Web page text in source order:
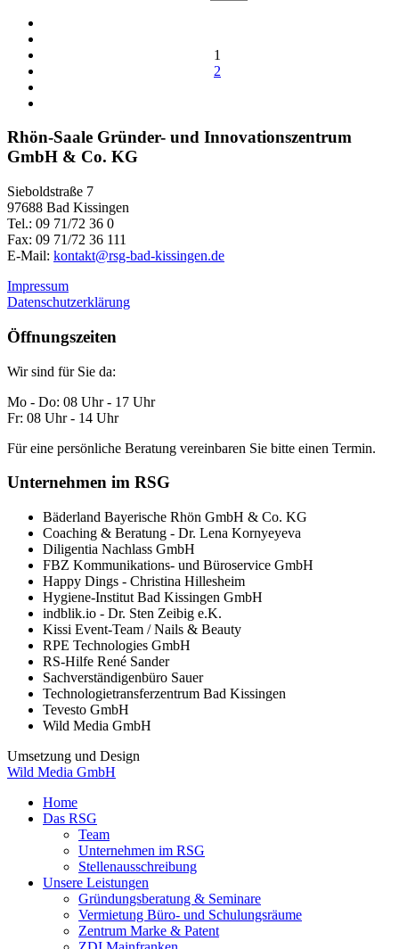
1
2
Rhön-Saale Gründer- und Innovationszentrum
GmbH & Co. KG
Sieboldstraße 7
97688 Bad Kissingen
Tel.: 09 71/72 36 0
Fax: 09 71/72 36 111
E-Mail: kontakt@rsg-bad-kissingen.de
Impressum
Datenschutzerklärung
Öffnungszeiten
Wir sind für Sie da:
Mo - Do: 08 Uhr - 17 Uhr
Fr: 08 Uhr - 14 Uhr
Für eine persönliche Beratung vereinbaren Sie bitte einen Termin.
Unternehmen im RSG
Bäderland Bayerische Rhön GmbH & Co. KG
Coaching & Beratung - Dr. Lena Kornyeyeva
Diligentia Nachlass GmbH
FBZ Kommunikations- und Büroservice GmbH
Happy Dings - Christina Hillesheim
Hygiene-Institut Bad Kissingen GmbH
indblik.io - Dr. Sten Zeibig e.K.
Kissi Event-Team / Nails & Beauty
RPE Technologies GmbH
RS-Hilfe René Sander
Sachverständigenbüro Sauer
Technologietransferzentrum Bad Kissingen
Tevesto GmbH
Wild Media GmbH
Umsetzung und Design
Wild Media GmbH
Home
Das RSG
Team
Unternehmen im RSG
Stellenausschreibung
Unsere Leistungen
Gründungsberatung & Seminare
Vermietung Büro- und Schulungsräume
Zentrum Marke & Patent